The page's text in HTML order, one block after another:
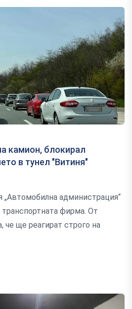
камион, блокирал
в тунел "Витиня"
„Автомобилна администрация“
фирма. От
че ще реагират строго на